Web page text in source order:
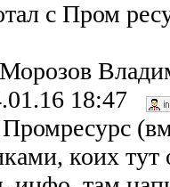
с Пром
18:47
коих